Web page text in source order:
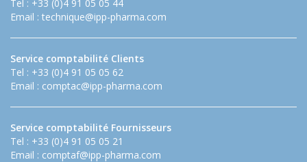
Tel : +33 (0)4 91 05 05 44
Email : technique@ipp-pharma.com
Service comptabilité Clients
Tel : +33 (0)4 91 05 05 62
Email : comptac@ipp-pharma.com
Service comptabilité Fournisseurs
Tel : +33 (0)4 91 05 05 21
Email : comptaf@ipp-pharma.com